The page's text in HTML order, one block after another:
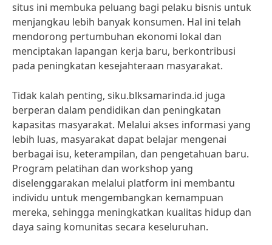
situs ini membuka peluang bagi pelaku bisnis untuk
menjangkau lebih banyak konsumen. Hal ini telah
mendorong pertumbuhan ekonomi lokal dan
menciptakan lapangan kerja baru, berkontribusi
pada peningkatan kesejahteraan masyarakat.
Tidak kalah penting, siku.blksamarinda.id juga
berperan dalam pendidikan dan peningkatan
kapasitas masyarakat. Melalui akses informasi yang
lebih luas, masyarakat dapat belajar mengenai
berbagai isu, keterampilan, dan pengetahuan baru.
Program pelatihan dan workshop yang
diselenggarakan melalui platform ini membantu
individu untuk mengembangkan kemampuan
mereka, sehingga meningkatkan kualitas hidup dan
daya saing komunitas secara keseluruhan.